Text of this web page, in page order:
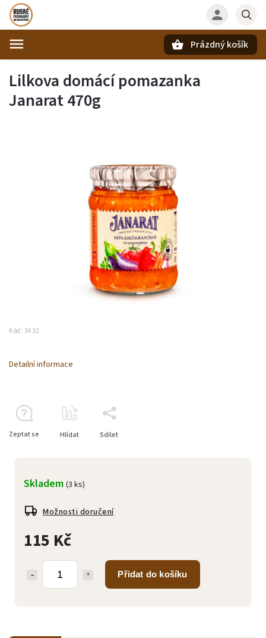
Prázdný košík
Lilkova domácí pomazanka
Janarat 470g
Kód: 3432
115 Kč
Přidat do košíku
Skladem (3 ks)
Možnosti doručení
Detailní informace
Zeptat se Hlídat Sdílet